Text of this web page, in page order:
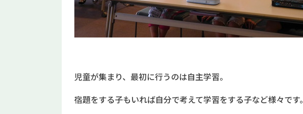
児童が集まり、最初に行うのは自主学習。
宿題をする子もいれば自分で考えて学習をする子など様々です。